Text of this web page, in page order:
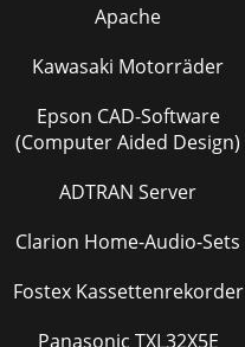
Apache
Kawasaki Motorräder
Epson CAD-Software
(Computer Aided Design)
ADTRAN Server
Clarion Home-Audio-Sets
Fostex Kassettenrekorder
Panasonic TXL32X5E